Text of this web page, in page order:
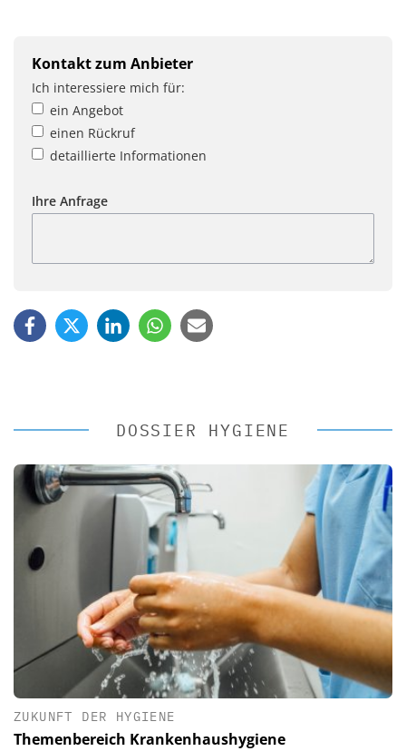
Kontakt zum Anbieter
Ich interessiere mich für:
ein Angebot
einen Rückruf
detaillierte Informationen
Ihre Anfrage
DOSSIER HYGIENE
ZUKUNFT DER HYGIENE
Themenbereich Krankenhaushygiene